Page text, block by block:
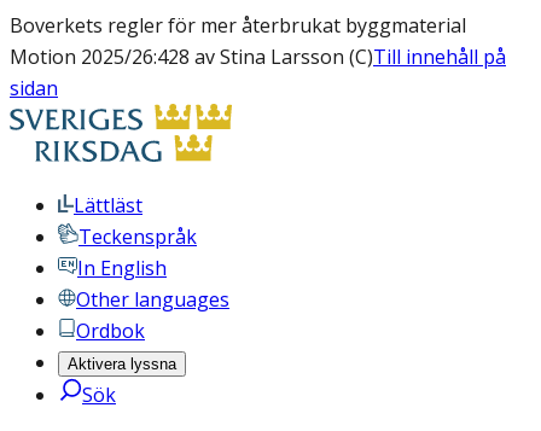
Boverkets regler för mer återbrukat byggmaterial
Motion 2025/26:428 av Stina Larsson (C)Till innehåll på
sidan
Lättläst
Teckenspråk
In English
Other languages
Ordbok
Aktivera lyssna
Sök